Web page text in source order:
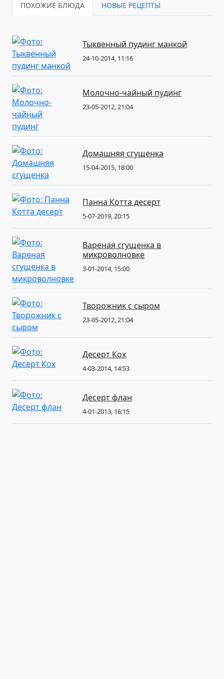
ПОХОЖИЕ БЛЮДА НОВЫЕ РЕЦЕПТЫ
Тыквенный пудинг манкой
24-10-2014, 11:16
Молочно-чайный пудинг
23-05-2012, 21:04
Домашняя сгущенка
15-04-2015, 18:00
Панна Котта десерт
5-07-2019, 20:15
Вареная сгущенка в
микроволновке
3-01-2014, 15:00
Творожник с сыром
23-05-2012, 21:04
Десерт Кох
4-03-2014, 14:53
Десерт флан
4-01-2013, 16:15